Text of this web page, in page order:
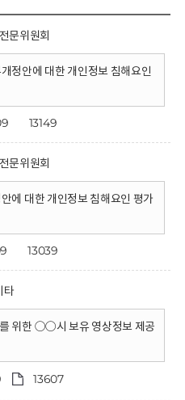
문위원회
정안에 대한 개인정보 침해요인
13149
문위원회
에 대한 개인정보 침해요인 평가
13039
타
위한 ○○시 보유 영상정보 제공
13607